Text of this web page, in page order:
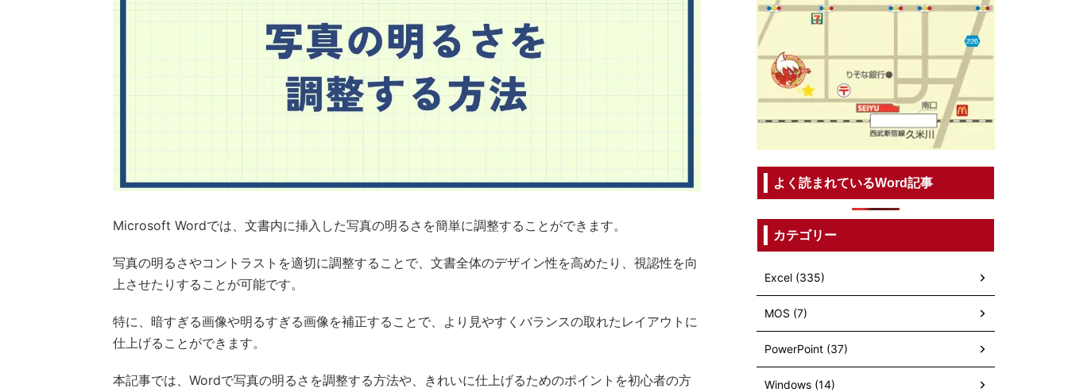
Microsoft Wordでは、文書内に挿入した写真の明るさを簡単に調整することができます。
写真の明るさやコントラストを適切に調整することで、文書全体のデザイン性を高めたり、視認性を向
上させたりすることが可能です。
特に、暗すぎる画像や明るすぎる画像を補正することで、より見やすくバランスの取れたレイアウトに
仕上げることができます。
本記事では、Wordで写真の明るさを調整する方法や、きれいに仕上げるためのポイントを初心者の方
よく読まれているWord記事
カテゴリー
Excel (335)
MOS (7)
PowerPoint (37)
Windows (14)